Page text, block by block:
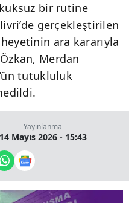
bir rutine
gerçekleştirilen
ara kararıyla
Merdan
tutukluluk
Yayınlanma
14 Mayıs 2026 - 15:43